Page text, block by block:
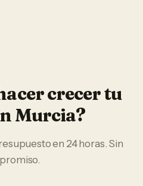
crecer tu
Murcia?
en 24 horas. Sin